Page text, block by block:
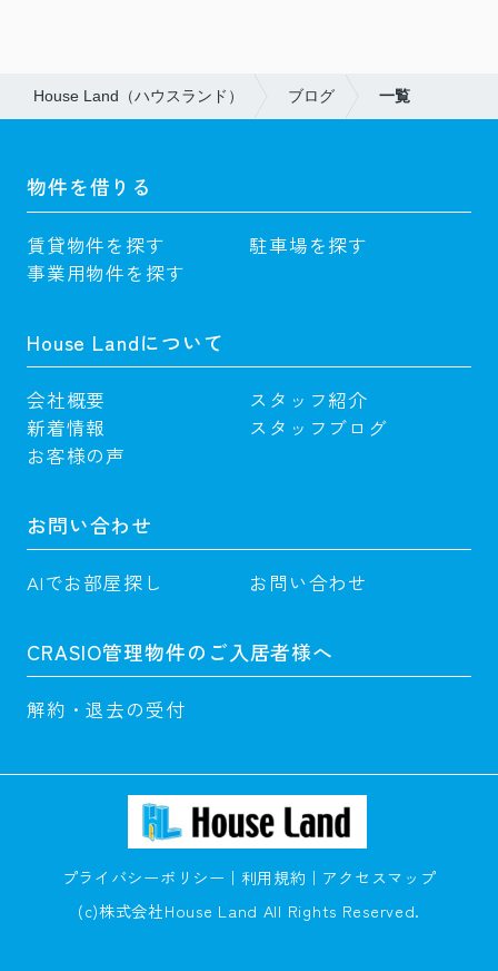
House Land（ハウスランド） ブログ 一覧
物件を借りる
賃貸物件を探す
駐車場を探す
事業用物件を探す
House Landについて
会社概要
スタッフ紹介
新着情報
スタッフブログ
お客様の声
お問い合わせ
AIでお部屋探し お問い合わせ
CRASIO管理物件のご入居者様へ
解約・退去の受付
プライバシーポリシー 利用規約
アクセスマップ
(c)株式会社House Land All Rights Reserved.